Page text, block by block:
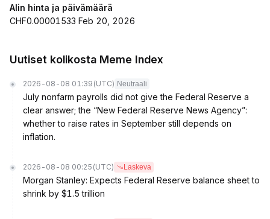
Alin hinta ja päivämäärä
CHF0.00001533 Feb 20, 2026
Uutiset kolikosta Meme Index
2026-08-08 01:39 (UTC) Neutraali
July nonfarm payrolls did not give the Federal Reserve a
clear answer; the “New Federal Reserve News Agency”:
whether to raise rates in September still depends on
inflation.
2026-08-08 00:25 (UTC) Laskeva
Morgan Stanley: Expects Federal Reserve balance sheet to
shrink by $1.5 trillion